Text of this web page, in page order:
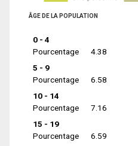
ÂGE DE LA POPULATION
0 - 4
Pourcentage
4.38
5 - 9
Pourcentage
6.58
10 - 14
Pourcentage
7.16
15 - 19
Pourcentage
6.59